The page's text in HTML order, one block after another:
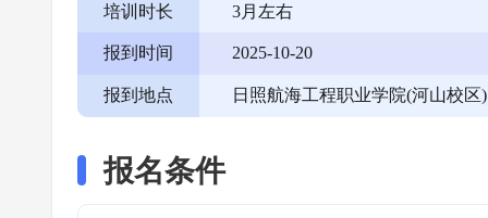
培训时长 3月左右
报到时间 2025-10-20
报到地点 日照航海工程职业学院(河山校
报名条件